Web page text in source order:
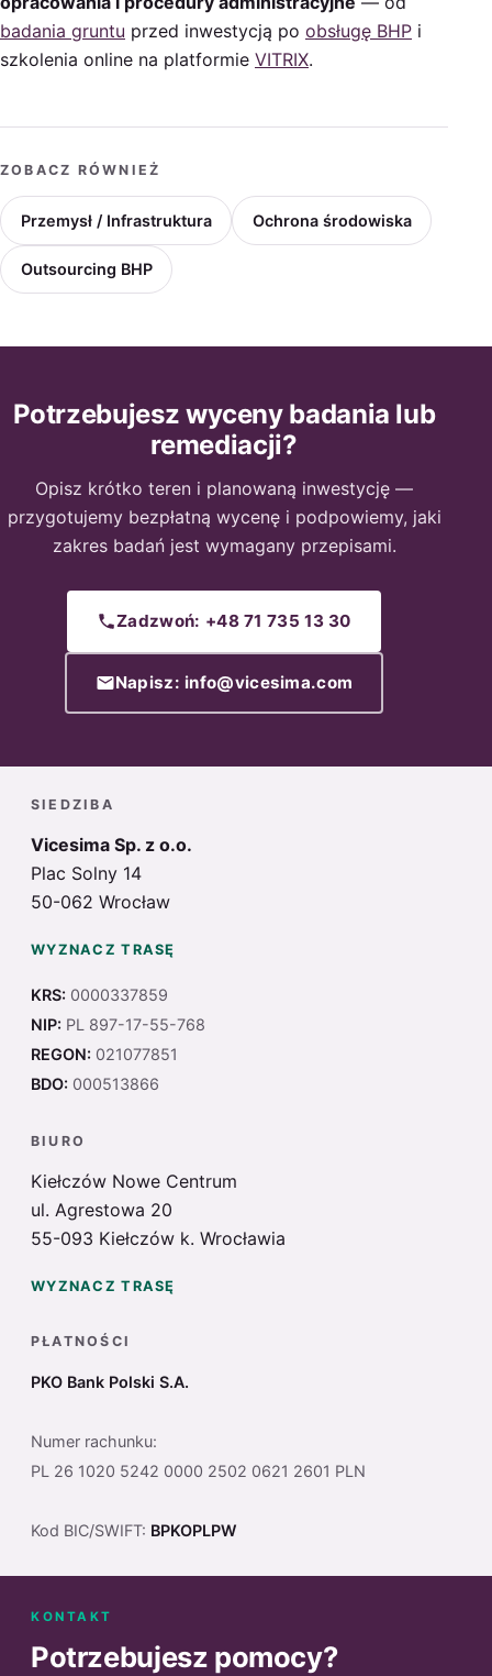
badania gruntu przed inwestycją po obsługę BHP i
szkolenia online na platformie VITRIX.
ZOBACZ RÓWNIEŻ
Przemysł / Infrastruktura Ochrona środowiska
Outsourcing BHP
Potrzebujesz wyceny badania lub
remediacji?
Opisz krótko teren i planowaną inwestycję —
przygotujemy bezpłatną wycenę i podpowiemy, jaki
zakres badań jest wymagany przepisami.
Zadzwoń: +48 71 735 13 30
Napisz: info@vicesima.com
SIEDZIBA
Vicesima Sp. z o.o.
Plac Solny 14
50-062 Wrocław
WYZNACZ TRASĘ
KRS: 0000337859
NIP: PL 897-17-55-768
REGON: 021077851
BDO: 000513866
BIURO
Kiełczów Nowe Centrum
ul. Agrestowa 20
55-093 Kiełczów k. Wrocławia
WYZNACZ TRASĘ
PŁATNOŚCI
PKO Bank Polski S.A.
Numer rachunku:
PL 26 1020 5242 0000 2502 0621 2601 PLN
Kod BIC/SWIFT: BPKOPLPW
KONTAKT
Potrzebujesz pomocy?